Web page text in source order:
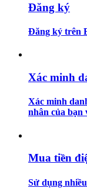
Hướng dẫn
Hướng dẫn
Chiến lược
Đăng ký
Đăng ký trên
Xác minh
Xác minh
nhân của bạn
Mua tiền
Sử dụng